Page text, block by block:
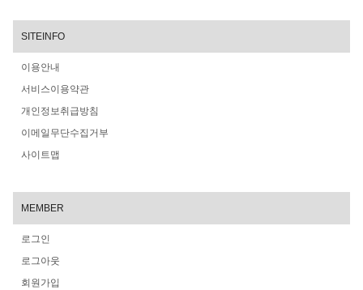
SITEINFO
이용안내
서비스이용약관
개인정보취급방침
이메일무단수집거부
사이트맵
MEMBER
로그인
로그아웃
회원가입